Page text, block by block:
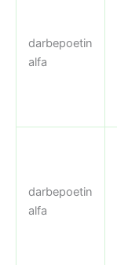
darbepoetin
alfa
darbepoetin
alfa